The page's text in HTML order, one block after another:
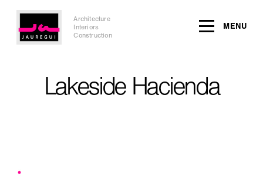
Architecture
Interiors
Construction
MENU
Lakeside Hacienda